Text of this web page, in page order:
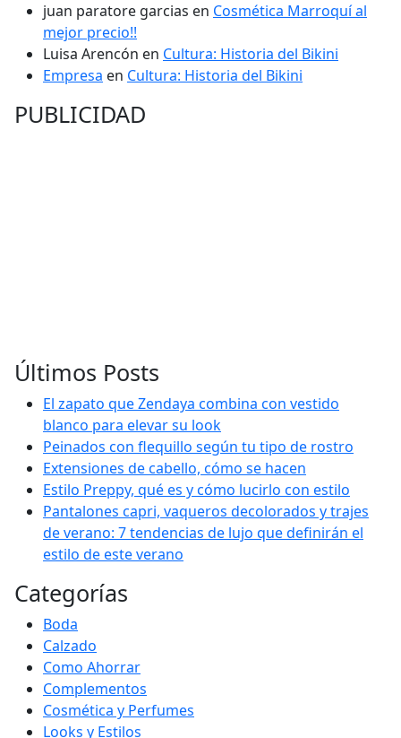
juan paratore garcias en Cosmética Marroquí al
mejor precio!!
Luisa Arencón en Cultura: Historia del Bikini
Empresa en Cultura: Historia del Bikini
PUBLICIDAD
Últimos Posts
El zapato que Zendaya combina con vestido
blanco para elevar su look
Peinados con flequillo según tu tipo de rostro
Extensiones de cabello, cómo se hacen
Estilo Preppy, qué es y cómo lucirlo con estilo
Pantalones capri, vaqueros decolorados y trajes
de verano: 7 tendencias de lujo que definirán el
estilo de este verano
Categorías
Boda
Calzado
Como Ahorrar
Complementos
Cosmética y Perfumes
Looks y Estilos